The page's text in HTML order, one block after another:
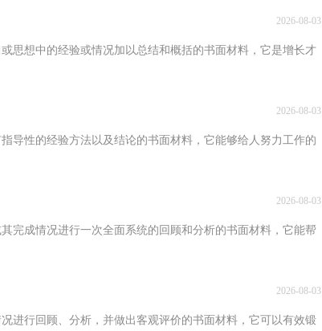
想中的经验或情况加以总结和概括的书面材料，它是增长才
2026-08-03
性的经验方法以及结论的书面材料，它能够给人努力工作的
2026-08-03
成情况进行一次全面系统的回顾和分析的书面材料，它能帮
2026-08-03
行回顾、分析，并做出客观评价的书面材料，它可以有效锻
2026-08-03